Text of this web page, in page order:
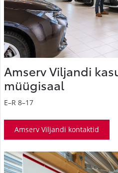
Amserv Viljandi
müügisaal
E–R 8–17
Amserv Viljandi kontaktid